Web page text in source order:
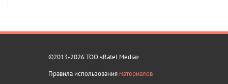
©2013-2026 ТОО «Ratel Media»
Правила использования материалов